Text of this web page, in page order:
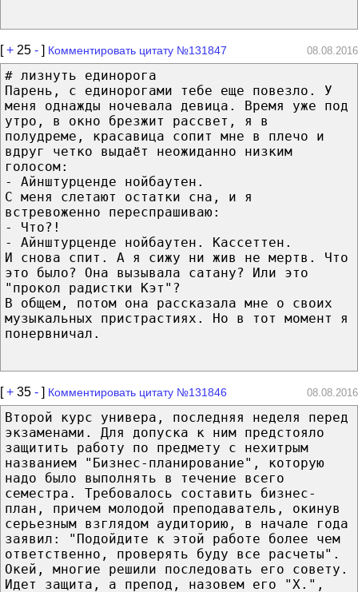
[+ 25 - ] Комментировать цитату №131847 08.08.2016
# лизнуть единорога
Парень, с единорогами тебе еще повезло. У
меня однажды ночевала девица. Время уже под
утро, в окно брезжит рассвет, я в
полудреме, красавица сопит мне в плечо и
вдруг четко выдаёт неожиданно низким
голосом:
- Айнштурценде нойбаутен.
С меня слетают остатки сна, и я
встревоженно переспрашиваю:
- Что?!
- Айнштурценде нойбаутен. Кассеттен.
И снова спит. А я сижу ни жив не мертв. Что
это было? Она вызывала сатану? Или это
"прокол радистки Кэт"?
В общем, потом она рассказала мне о своих
музыкальных пристрастиях. Но в тот момент я
понервничал.
[+ 35 - ] Комментировать цитату №131846 08.08.2016
Второй курс универа, последняя неделя перед
экзаменами. Для допуска к ним предстояло
защитить работу по предмету с нехитрым
названием "Бизнес-планирование", которую
надо было выполнять в течение всего
семестра. Требовалось составить бизнес-
план, причем молодой преподаватель, окинув
серьезным взглядом аудиторию, в начале года
заявил: "Подойдите к этой работе более чем
ответственно, проверять буду все расчеты".
Окей, многие решили последовать его совету.
Идет защита, а препод, назовем его "Х.",